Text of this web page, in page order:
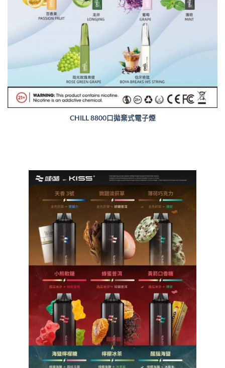
CHILL 8800口拋棄式電子煙